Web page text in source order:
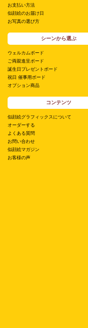
お支払い方法
似顔絵のお届け日
お写真の選び方
シーンから選ぶ
ウェルカムボード
ご両親進呈ボード
誕生日プレゼントボード
祝日 催事用ボード
オプション商品
コンテンツ
似顔絵グラフィックスについて
オーダーする
よくある質問
お問い合わせ
似顔絵マガジン
お客様の声